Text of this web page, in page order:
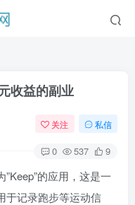
收益的副业
关注 私信
0 537 9
的应用，这是一
于记录跑步等运动信